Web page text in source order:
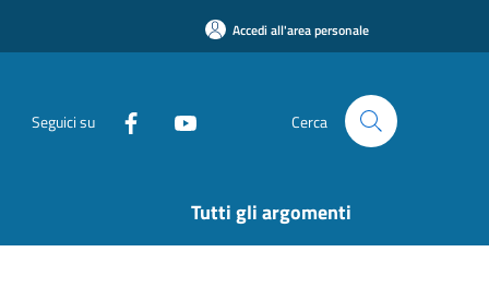
Accedi all'area personale
Seguici su Cerca
Tutti gli argomenti